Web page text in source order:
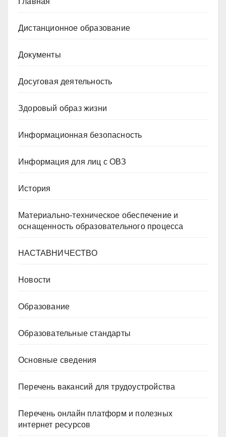
Дистанционное образование
Документы
Досуговая деятельность
Здоровый образ жизни
Информационная безопасность
Информация для лиц с ОВЗ
История
Материально-техническое обеспечение и
оснащенность образовательного процесса
НАСТАВНИЧЕСТВО
Новости
Образование
Образовательные стандарты
Основные сведения
Перечень вакансий для трудоустройства
Перечень онлайн платформ и полезных
интернет ресурсов